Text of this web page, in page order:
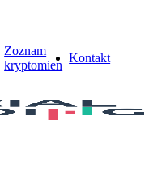
Zoznam
kryptomien
Kontakt